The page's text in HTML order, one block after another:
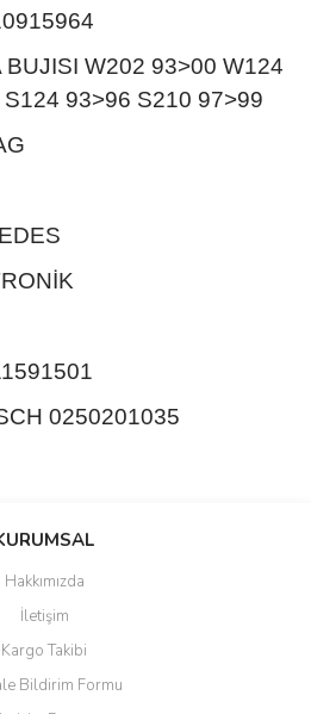
BUJISI W202 93>00 W124
93>96 S210 97>99
0250201035
ilk yorumu siz yapın!
Yorum Yaz
veya görüntülenemiyor.
bilgiler bulunuyor.
bulunuyor.
Hakkımızda
İletişim
Kargo Takibi
Bildirim Formu